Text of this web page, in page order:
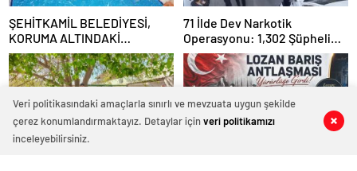
0 0
0 0
ŞEHİTKAMİL BELEDİYESİ,
KORUMA ALTINDAKİ
ÇOCUKLARI SPORLA
BULUŞTURUYOR
71 İlde Dev Narkotik
Operasyonu: 1,302 Şüpheli
Yakalandı, 844 Tutuklama
Veri politikasındaki amaçlarla sınırlı ve mevzuata uygun şekilde
çerez konumlandırmaktayız. Detaylar içinveri politikamızı
inceleyebilirsiniz.